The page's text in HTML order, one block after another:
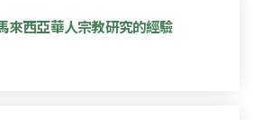
來西亞華人宗教研究的經驗